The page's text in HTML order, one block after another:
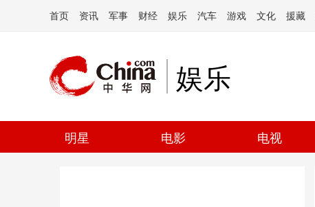
首页 资讯 军事 财经 娱乐 汽车 游戏 文化 援藏
娱乐
明星 电影 电视